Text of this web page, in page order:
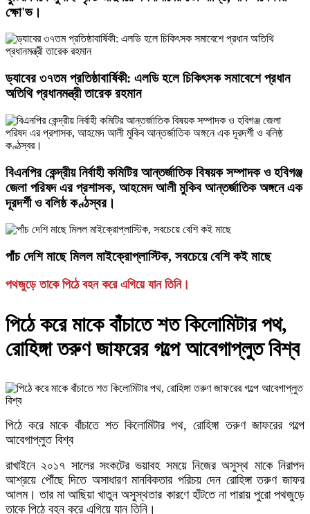
ক্ষো'ভ।
ড্যাবের ৩৭তম প্রতিষ্ঠাবার্ষিকী: এলডি হলে চিকিৎসক সমাবেশে প্রধান
অতিথি প্রধানমন্ত্রী তারেক রহমান
বিএনপির কেন্দ্রীয় নির্বাহী কমিটির আন্তর্জাতিক বিষয়ক সম্পাদক ও হবিগঞ্জ
জেলা পরিষদ এর প্রশাসক, ​আহমেদ আলী মুকিব আন্তর্জাতিক অঙ্গনে এক
দূরদর্শী ও বলিষ্ঠ কণ্ঠস্বর।
পাঁচ দেশি মাছে মিলল মাইক্রোপ্লাস্টিক, সবচেয়ে বেশি কই মাছে
পথজুড়ে তাকে পিঠে বহন করে এগিয়ে যান তিনি।
পিঠে করে মাকে বাঁচাতে শত কিলোমিটার পথ,
রোহিঙ্গা তরুণ জাফরের গল্পে আবেগাপ্লুত বিশ্ব
পিঠে করে মাকে বাঁচাতে শত কিলোমিটার পথ, রোহিঙ্গা তরুণ জাফরের গল্পে
আবেগাপ্লুত বিশ্ব
রাখাইনে ২০১৭ সালের সংকটের ভয়াবহ সময়ে নিজের অসুস্থ মাকে নিরাপদ
আশ্রয়ে পৌঁছে দিতে অসাধারণ মানবিকতার পরিচয় দেন রোহিঙ্গা তরুণ জাফর
আলম। তার মা আছিয়া খাতুন অসুস্থতার কারণে হাঁটতে না পারায় পুরো পথজুড়ে
তাকে পিঠে বহন করে এগিয়ে যান তিনি।